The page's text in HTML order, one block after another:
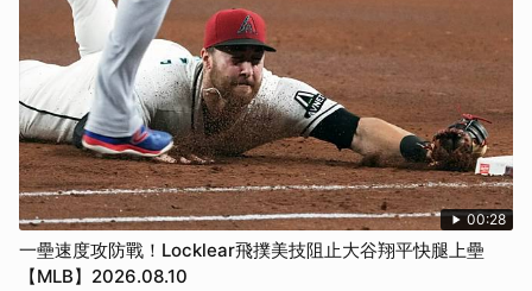
00:28
一壘速度攻防戰！Locklear飛撲美技阻止大谷翔平快腿上壘
【MLB】2026.08.10